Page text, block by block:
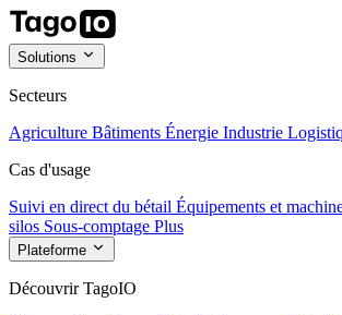
Solutions
Secteurs
Agriculture Bâtiments Énergie Industrie
Cas d'usage
Suivi en direct du bétail Équipements et
silos Sous-comptage Plus
Plateforme
Découvrir TagoIO